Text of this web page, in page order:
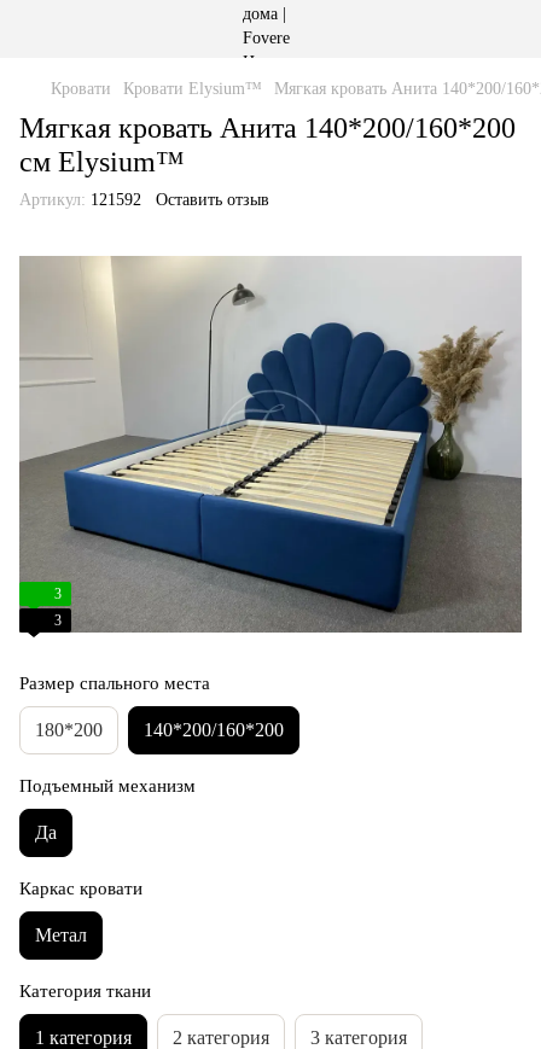
Кровати Кровати Elysium™ Мягкая кровать Анита 140*200/
Мягкая кровать Анита 140*200/160*200
cм Elysium™
Артикул: 121592 Оставить отзыв
3
3
Размер спального места
180*200 140*200/160*200
Подъемный механизм
Да
Каркас кровати
Метал
Категория ткани
1 категория 2 категория 3 категория